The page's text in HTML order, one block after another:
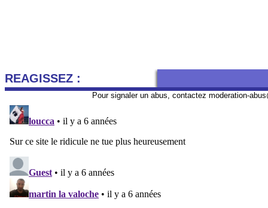
REAGISSEZ :
Pour signaler un abus, contactez moderation-